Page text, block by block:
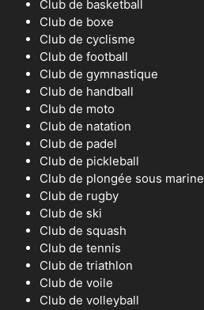
Club de basketball
Club de boxe
Club de cyclisme
Club de football
Club de gymnastique
Club de handball
Club de moto
Club de natation
Club de padel
Club de pickleball
Club de plongée sous marine
Club de rugby
Club de ski
Club de squash
Club de tennis
Club de triathlon
Club de voile
Club de volleyball